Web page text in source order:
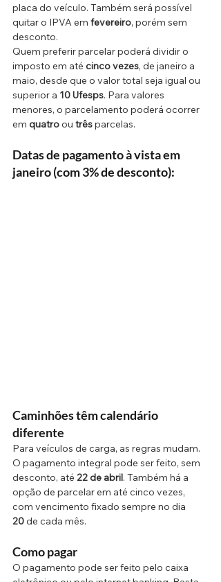
placa do veículo. Também será possível
quitar o IPVA em fevereiro, porém sem
desconto.
Quem preferir parcelar poderá dividir o
imposto em até cinco vezes, de janeiro a
maio, desde que o valor total seja igual ou
superior a 10 Ufesps. Para valores
menores, o parcelamento poderá ocorrer
em quatro ou três parcelas.
Datas de pagamento à vista em
janeiro (com 3% de desconto):
Caminhões têm calendário
diferente
Para veículos de carga, as regras mudam.
O pagamento integral pode ser feito, sem
desconto, até 22 de abril. Também há a
opção de parcelar em até cinco vezes,
com vencimento fixado sempre no dia
20 de cada mês.
Como pagar
O pagamento pode ser feito pelo caixa